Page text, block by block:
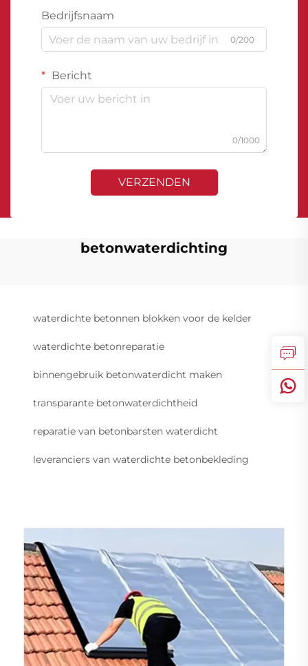
Bedrijfsnaam
0/200
Bericht
0/1000
VERZENDEN
betonwaterdichting
waterdichte betonnen blokken voor de kelder
waterdichte betonreparatie
binnengebruik betonwaterdicht maken
transparante betonwaterdichtheid
reparatie van betonbarsten waterdicht
leveranciers van waterdichte betonbekleding